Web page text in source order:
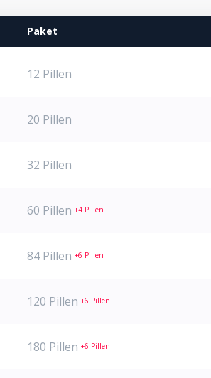
Paket
12 Pillen
20 Pillen
32 Pillen
60 Pillen +4 Pillen
84 Pillen +6 Pillen
120 Pillen +6 Pillen
180 Pillen +6 Pillen